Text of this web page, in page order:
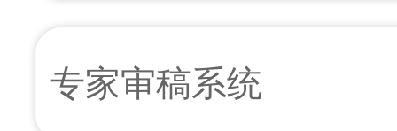
专家审稿系统